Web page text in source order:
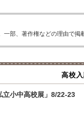
部、著作権などの理由で掲
高校
立小中高校展」8/22-23